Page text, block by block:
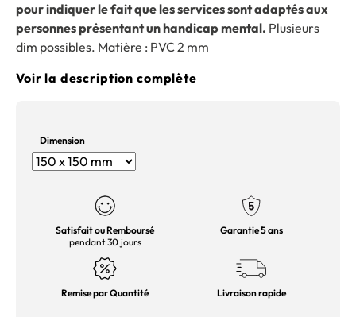
pour indiquer le fait que les services sont adaptés aux
personnes présentant un handicap mental. Plusieurs
dim possibles. Matière : PVC 2 mm
Voir la description complète
Dimension
Satisfait ou Remboursé
pendant 30 jours
Garantie 5 ans
Remise par Quantité Livraison rapide